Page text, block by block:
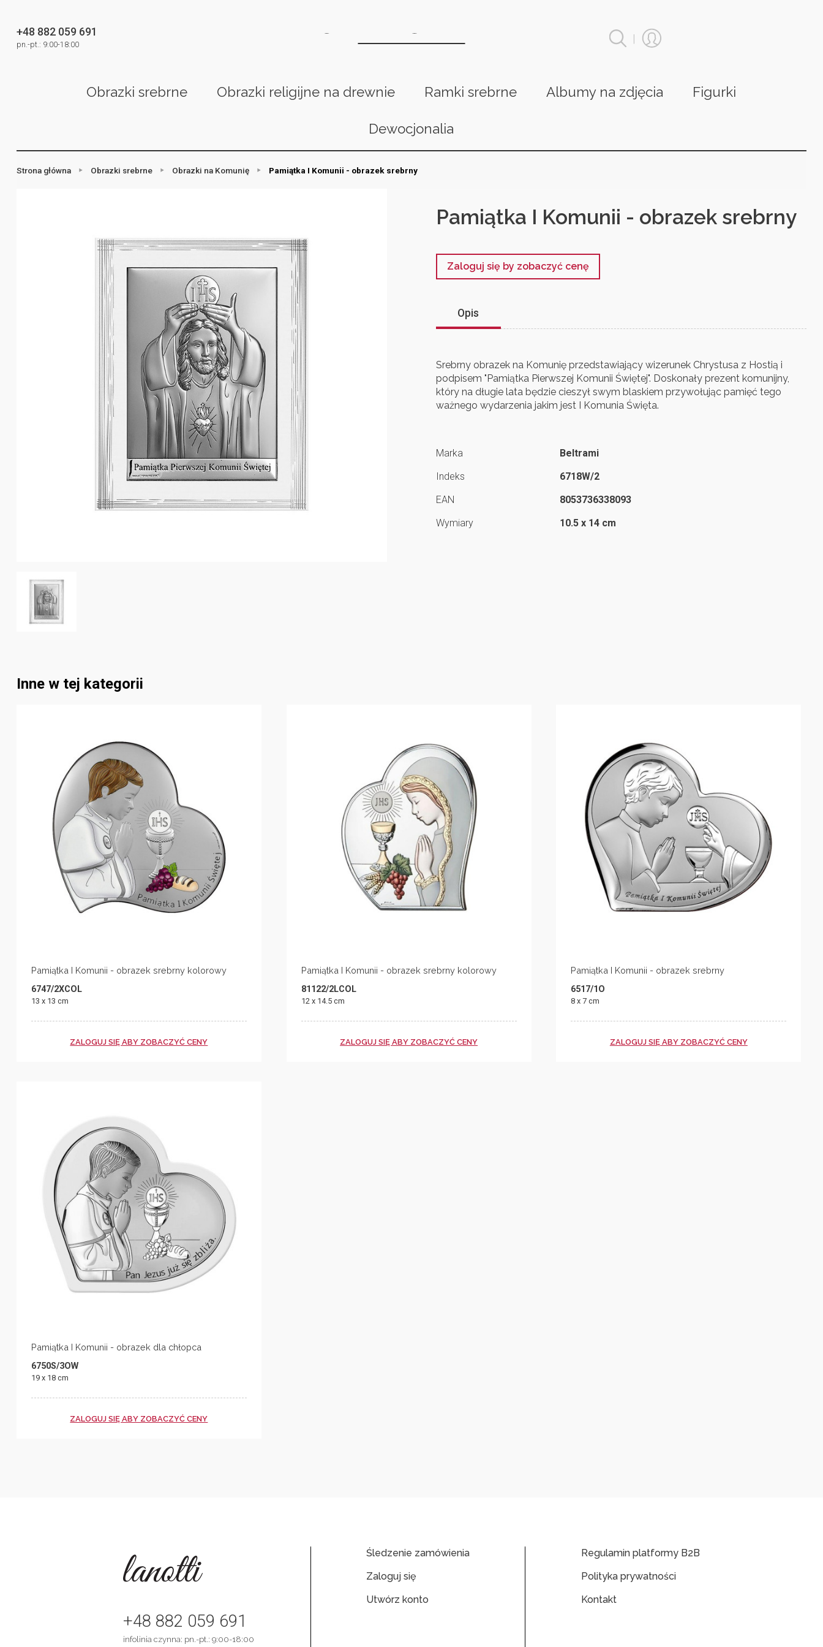
|
+48 882 059 691
pn.-pt.: 9:00-18:00
Obrazki srebrne Obrazki religijne na drewnie Ramki srebrne Albumy na zdjęcia Figurki
Dewocjonalia
Strona główna Obrazki srebrne Obrazki na Komunię Pamiątka I Komunii - obrazek srebrny
Pamiątka I Komunii - obrazek srebrny
Zaloguj się by zobaczyć cenę
Opis
Srebrny obrazek na Komunię przedstawiający wizerunek Chrystusa z Hostią i
podpisem "Pamiątka Pierwszej Komunii Świętej". Doskonały prezent komunijny,
który na długie lata będzie cieszył swym blaskiem przywołując pamięć tego
ważnego wydarzenia jakim jest I Komunia Święta.
Marka
Beltrami
Indeks
6718W/2
EAN
8053736338093
Wymiary
10.5 x 14 cm
Inne w tej kategorii
Pamiątka I Komunii - obrazek srebrny kolorowy
6747/2XCOL
13 x 13 cm
ZALOGUJ SIĘ ABY ZOBACZYĆ CENY
Pamiątka I Komunii - obrazek srebrny kolorowy
81122/2LCOL
12 x 14.5 cm
ZALOGUJ SIĘ ABY ZOBACZYĆ CENY
Pamiątka I Komunii - obrazek srebrny
6517/1O
8 x 7 cm
ZALOGUJ SIĘ ABY ZOBACZYĆ CENY
Pamiątka I Komunii - obrazek dla chłopca
6750S/3OW
19 x 18 cm
ZALOGUJ SIĘ ABY ZOBACZYĆ CENY
Regulamin platformy B2B
Polityka prywatności
Kontakt
Śledzenie zamówienia
Zaloguj się
Utwórz konto
+48 882 059 691
infolinia czynna: pn.-pt.: 9:00-18:00